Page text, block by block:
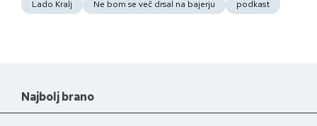
Lado Kralj Ne bom se več drsal na bajerju podkast
Najbolj brano